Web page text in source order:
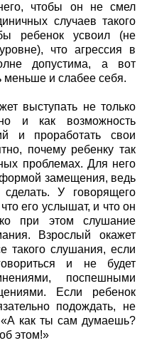
чтобы он не смел
случаев такого
ребенок усвоил (не
что агрессия в
допустима, а вот
меньше и слабее себя.
выступать не только
и как возможность
и проработать свои
почему ребенку так
проблемах. Для него
формой замещения, ведь
У говорящего
его услышат, и что он
при этом слушание
Взрослый окажет
такого слушания, если
и не будет
поспешными
Если ребенок
подождать, не
как ты сам думаешь?
этом!»